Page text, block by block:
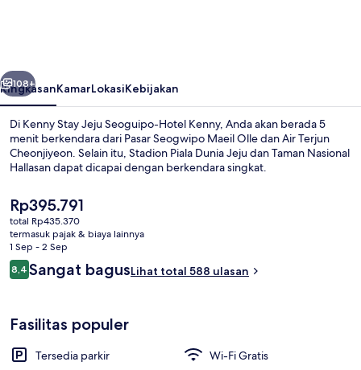
Kenny
Berikutnya
108+
RingkasanKamarLokasiKebijakan
Di Kenny Stay Jeju Seoguipo-Hotel Kenny, Anda akan berada 5
menit berkendara dari Pasar Seogwipo Maeil Olle dan Air Terjun
Cheonjiyeon. Selain itu, Stadion Piala Dunia Jeju dan Taman Nasional
Hallasan dapat dicapai dengan berkendara singkat.
Harga
saat
ini
Rp395.791
Rp395.791
total Rp435.370
termasuk pajak & biaya lainnya
1 Sep - 2 Sep
Ulasan
8,48,4 dari 10
Sangat bagusLihat total 588 ulasan
Fasilitas populer
Tersedia parkir
Wi-Fi Gratis